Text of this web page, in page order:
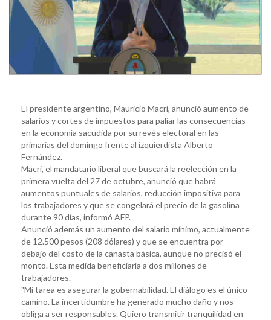
El presidente argentino, Mauricio Macri, anunció aumento de
salarios y cortes de impuestos para paliar las consecuencias
en la economía sacudida por su revés electoral en las
primarias del domingo frente al izquierdista Alberto
Fernández.
Macri, el mandatario liberal que buscará la reelección en la
primera vuelta del 27 de octubre, anunció que habrá
aumentos puntuales de salarios, reducción impositiva para
los trabajadores y que se congelará el precio de la gasolina
durante 90 días, informó AFP.
Anunció además un aumento del salario mínimo, actualmente
de 12.500 pesos (208 dólares) y que se encuentra por
debajo del costo de la canasta básica, aunque no precisó el
monto. Esta medida beneficiaría a dos millones de
trabajadores.
"Mi tarea es asegurar la gobernabilidad. El diálogo es el único
camino. La incertidumbre ha generado mucho daño y nos
obliga a ser responsables. Quiero transmitir tranquilidad en